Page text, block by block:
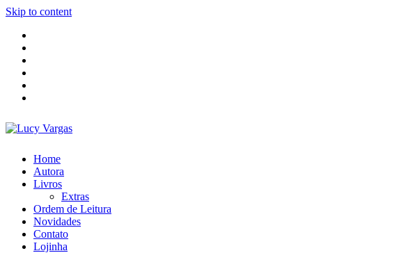
Skip to content
Home
Autora
Livros
Extras
Ordem de Leitura
Novidades
Contato
Lojinha